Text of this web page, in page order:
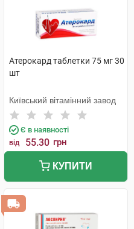
Атерокард таблетки 75 мг 30
шт
Київський вітамінний завод
Є в наявності
від 55.30 грн
КУПИТИ